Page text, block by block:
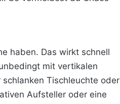
haben. Das wirkt schnell
mit vertikalen
Tischleuchte oder
Aufsteller oder eine